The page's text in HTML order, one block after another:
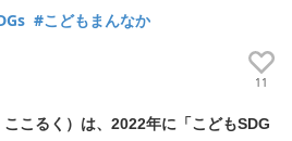
#こどもまんなか
11
こるく）は、2022年に「こどもSDG